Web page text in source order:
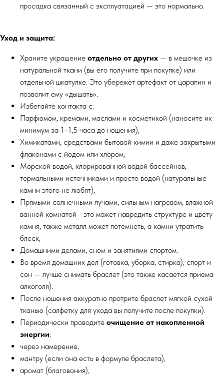
просадка связанный с эксплуатацией — это нормально.
Уход и защита:
Храните украшение отдельно от других — в мешочке из
натуральной ткани (вы его получите при покупке) или
отдельной шкатулке. Это убережёт артефакт от царапин и
позволит ему «дышать».
Избегайте контакта с:
Парфюмом, кремами, маслами и косметикой (наносите их
минимум за 1–1,5 часа до ношения);
Химикатами, средствами бытовой химии и даже закрытыми
флаконами с йодом или хлором;
Морской водой, хлорированной водой бассейнов,
термальными источниками и просто водой (натуральные
камни этого не любят);
Прямыми солнечными лучами, сильным нагревом, влажной
ванной комнатой - это может навредить структуре и цвету
камня, также металл может потемнеть, а камни утратить
блеск;
Домашними делами, сном и занятиями спортом.
Во время домашних дел (готовка, уборка, стирка), спорт и
сон — лучше снимать браслет (это также касается приема
алкоголя).
После ношения аккуратно протрите браслет мягкой сухой
тканью (салфетку для ухода вы получите после покупки).
Периодически проводите очищение от накопленной
энергии:
через намерение,
мантру (если она есть в формуле браслета),
аромат (благовония),